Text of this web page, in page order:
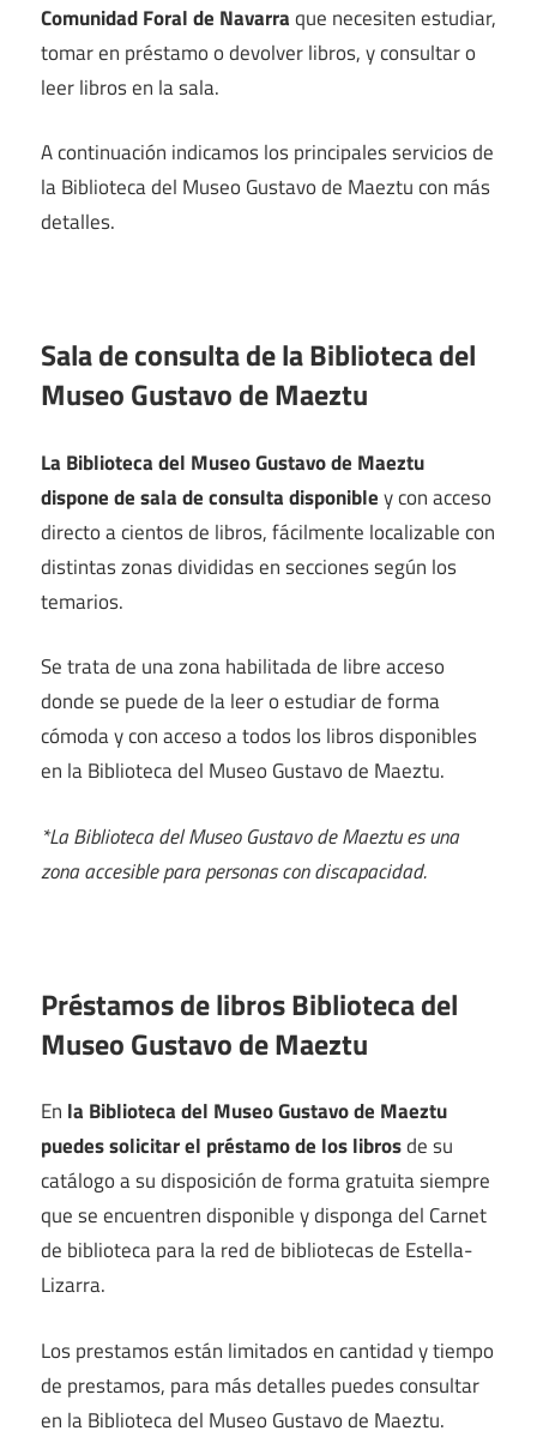
Comunidad Foral de Navarraque necesiten estudiar,
tomar en préstamo o devolver libros, y consultar o
leer libros en la sala.
A continuación indicamos los principales servicios de
la Biblioteca del Museo Gustavo de Maeztu con más
detalles.
Sala de consulta de la Biblioteca del
Museo Gustavo de Maeztu
La Biblioteca del Museo Gustavo de Maeztu
dispone de sala de consulta disponibley con acceso
directo a cientos de libros, fácilmente localizable con
distintas zonas divididas en secciones según los
temarios.
Se trata de una zona habilitada de libre acceso
donde se puede de la leer o estudiar de forma
cómoda y con acceso a todos los libros disponibles
en la Biblioteca del Museo Gustavo de Maeztu.
*La Biblioteca del Museo Gustavo de Maeztu es una
zona accesible para personas con discapacidad.
Préstamos de libros Biblioteca del
Museo Gustavo de Maeztu
En la Biblioteca del Museo Gustavo de Maeztu
puedes solicitar el préstamo de los librosde su
catálogo a su disposición de forma gratuita siempre
que se encuentren disponible y disponga del Carnet
de biblioteca para la red de bibliotecas de Estella-
Lizarra.
Los prestamos están limitados en cantidad y tiempo
de prestamos, para más detalles puedes consultar
en la Biblioteca del Museo Gustavo de Maeztu.